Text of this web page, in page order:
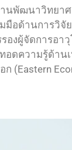
นพัฒนาวิทยา
มือด้านการวิ
องผู้จัดการอา
อดความรู้ด้าน
(Eastern